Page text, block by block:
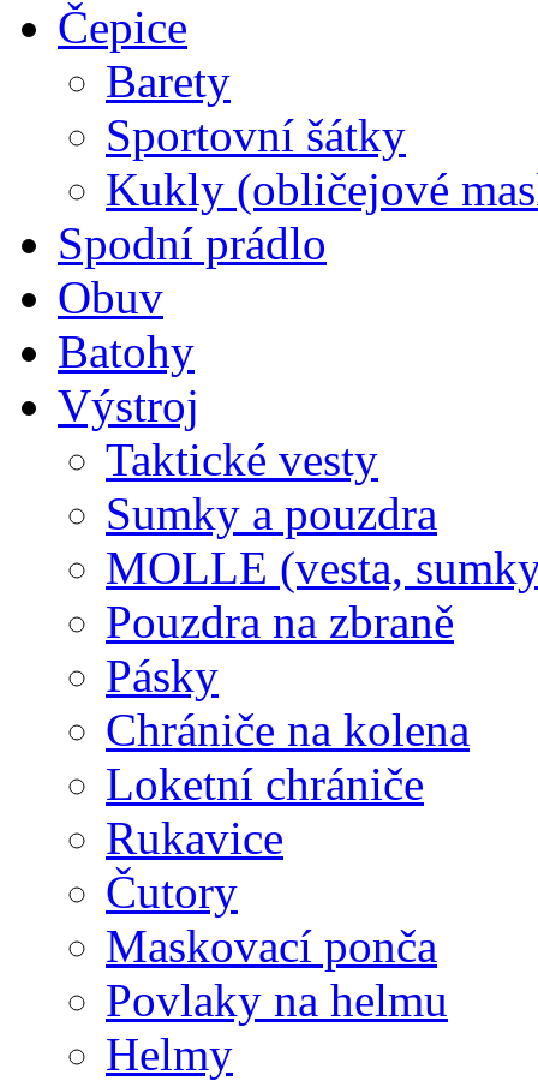
Čepice
Barety
Sportovní šátky
Kukly (obličejové
Spodní prádlo
Obuv
Batohy
Výstroj
Taktické vesty
Sumky a pouzdra
MOLLE (vesta,
Pouzdra na zbraně
Pásky
Chrániče na kolena
Loketní chrániče
Rukavice
Čutory
Maskovací ponča
Povlaky na helmu
Helmy